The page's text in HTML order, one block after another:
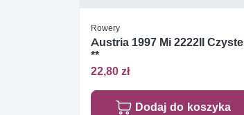
Rowery
Austria 1997 Mi 2222II Czyste
**
22,80 zł
Dodaj do koszyka